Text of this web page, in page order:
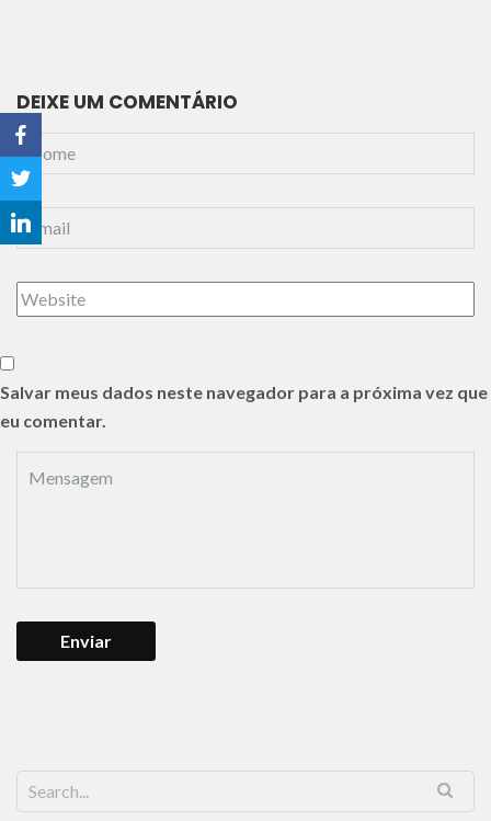
DEIXE UM COMENTÁRIO
Salvar meus dados neste navegador para a próxima vez que
eu comentar.